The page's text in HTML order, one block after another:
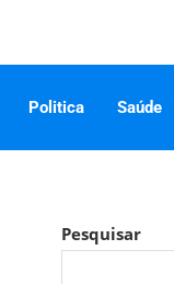
Politica Saúde
Pesquisar